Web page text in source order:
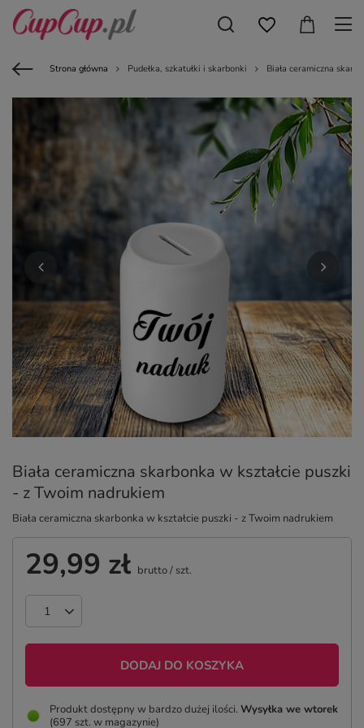
Strona główna Pudełka, szkatułki i skarbonki Biała ceramiczna
Biała ceramiczna skarbonka w kształcie puszki
- z Twoim nadrukiem
Biała ceramiczna skarbonka w kształcie puszki - z Twoim nadrukiem
29,99 zł brutto/ szt.
DODAJ DO KOSZYKA
Produkt dostępny w bardzo dużej ilości Wysyłka we wtorek
(697 szt. w magazynie)